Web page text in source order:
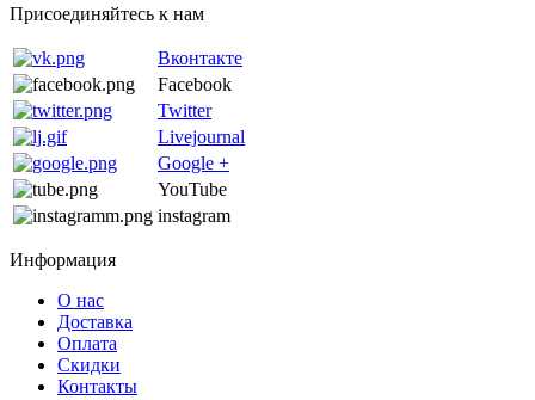
Присоединяйтесь к нам
Вконтакте
Facebook
Twitter
Livejournal
Google +
YouTube
instagram
Информация
О нас
Доставка
Оплата
Скидки
Контакты